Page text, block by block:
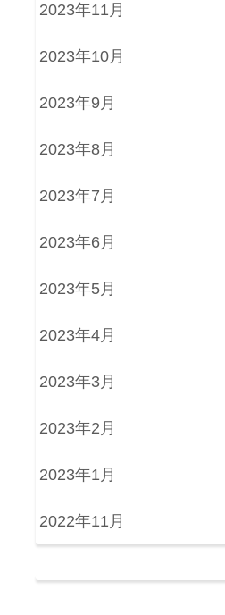
2023年11月
2023年10月
2023年9月
2023年8月
2023年7月
2023年6月
2023年5月
2023年4月
2023年3月
2023年2月
2023年1月
2022年11月